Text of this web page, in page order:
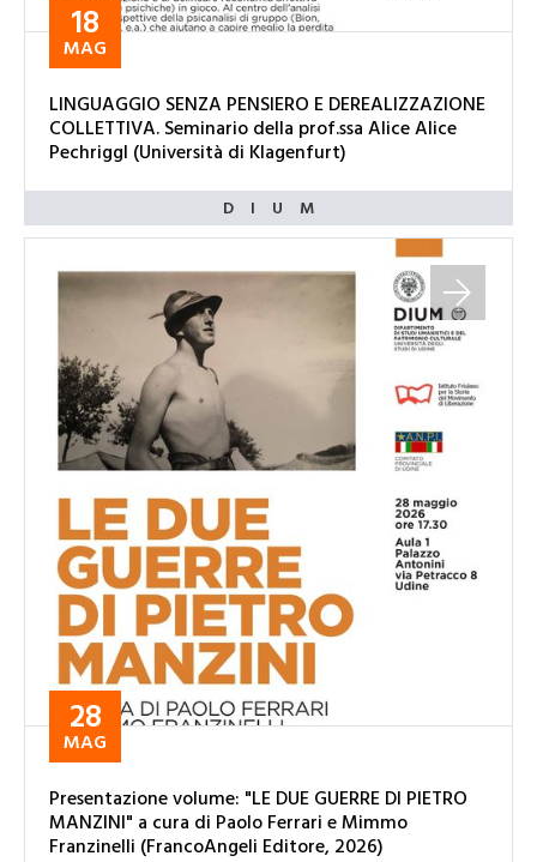
18
MAG
LINGUAGGIO SENZA PENSIERO E DEREALIZZAZIONE
COLLETTIVA. Seminario della prof.ssa Alice Alice
Pechriggl (Università di Klagenfurt)
28
MAG
Presentazione volume: "LE DUE GUERRE DI PIETRO
MANZINI" a cura di Paolo Ferrari e Mimmo
Franzinelli (FrancoAngeli Editore, 2026)